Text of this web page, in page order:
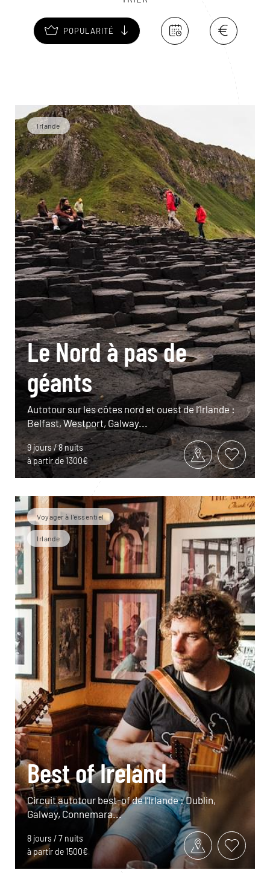
POPULARITÉ
Irlande
Le Nord à pas de
géants
Autotour sur les côtes nord et ouest de l’Irlande :
Belfast, Westport, Galway...
9 jours / 8 nuits
à partir de 1300€
Voyager à l’essentiel
Irlande
Best of Ireland
Circuit autotour best-of de l’Irlande : Dublin,
Galway, Connemara...
8 jours / 7 nuits
à partir de 1500€